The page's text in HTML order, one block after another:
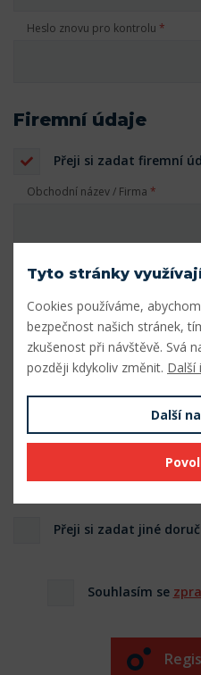
Heslo znovu pro kontrolu *
Firemní údaje
Přeji si zadat firemní
Obchodní název / Firma *
DIČ
Doručovací údaje
Přeji si zadat jiné
Souhlasím se
Tyto stránky
Cookies používáme,
bezpečnost našich stránek,
zkušenost při návštěvě. Svá
později kdykoliv změnit. Další
Další